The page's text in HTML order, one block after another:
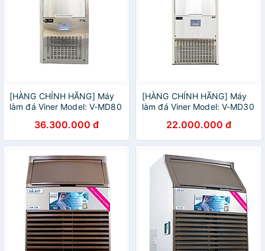
[HÀNG CHÍNH HÃNG] Máy
làm đá Viner Model: V-MD80
36.300.000 đ
[HÀNG CHÍNH HÃNG] Máy
làm đá Viner Model: V-MD30
22.000.000 đ